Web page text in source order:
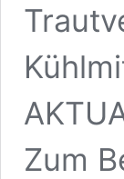
Zum